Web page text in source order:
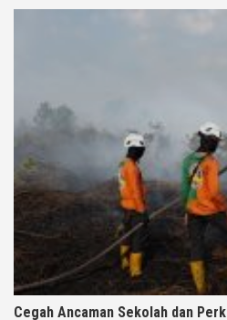
Cegah Ancaman Sekolah dan